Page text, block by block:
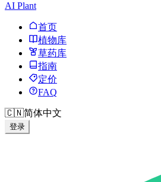
AI Plant
首页
植物库
草药库
指南
定价
FAQ
🇨🇳简体中文
登录